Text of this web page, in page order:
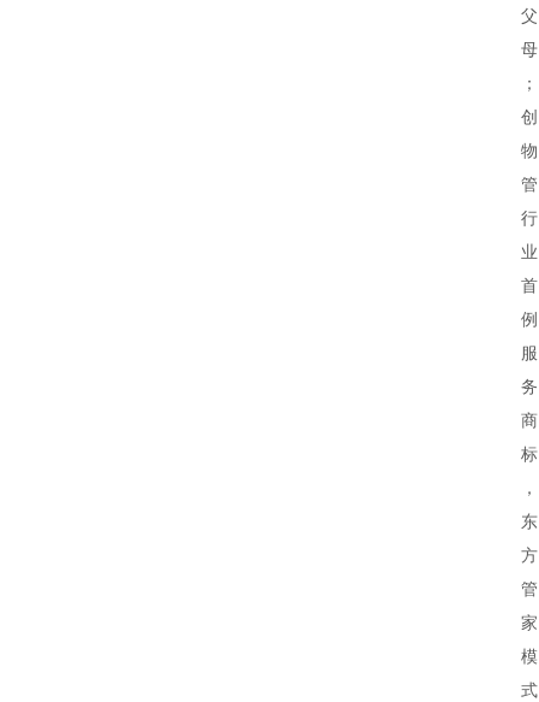
父
母
；
创
物
管
行
业
首
例
服
务
商
标
，
东
方
管
家
模
式